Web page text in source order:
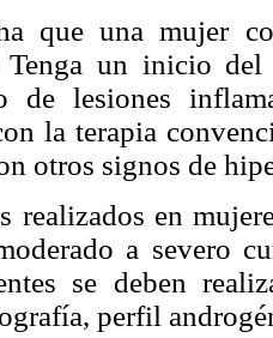
que una mujer
Tenga un inicio
de lesiones
la terapia
otros signos de
realizados en
a severo
se deben
perfil